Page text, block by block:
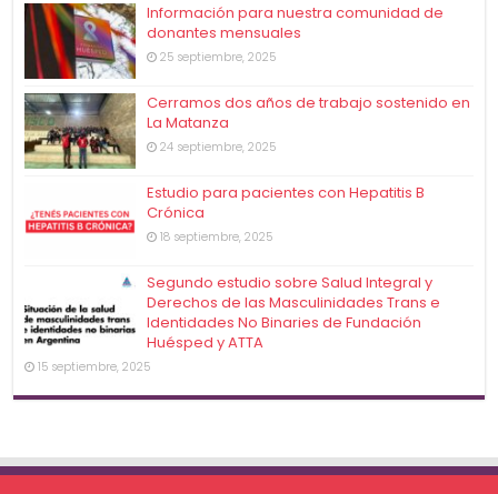
Información para nuestra comunidad de
donantes mensuales
25 septiembre, 2025
Cerramos dos años de trabajo sostenido en
La Matanza
24 septiembre, 2025
Estudio para pacientes con Hepatitis B
Crónica
18 septiembre, 2025
Segundo estudio sobre Salud Integral y
Derechos de las Masculinidades Trans e
Identidades No Binaries de Fundación
Huésped y ATTA
15 septiembre, 2025